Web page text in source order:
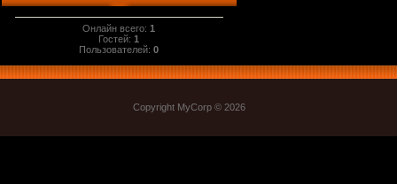
Онлайн всего:1
Гостей:1
Пользователей:0
Copyright MyCorp © 2026